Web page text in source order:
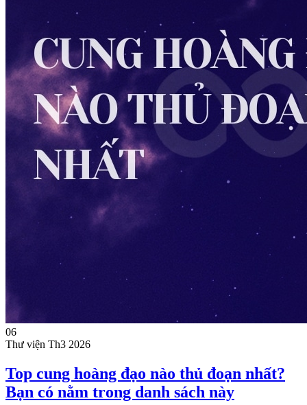
06
Thư viện Th3 2026
Top cung hoàng đạo nào thủ đoạn nhất?
Bạn có nằm trong danh sách này